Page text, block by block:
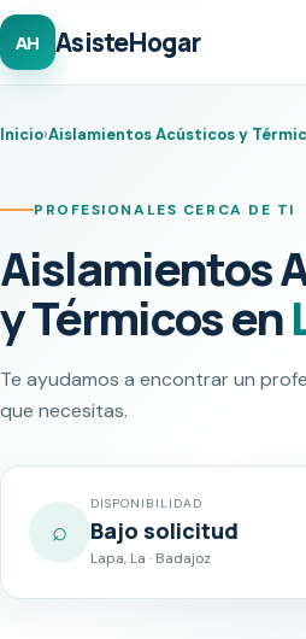
AH AsisteHogar
Inicio›Aislamientos Acústicos y
PROFESIONALES CERCA DE TI
Aislamientos
y Térmicos en
Te ayudamos a encontrar un
que necesitas.
⌕
DISPONIBILIDAD
Bajo solicitud
Lapa, La · Badajoz